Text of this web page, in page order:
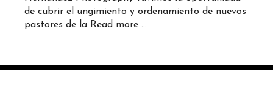
de cubrir el ungimiento y ordenamiento de nuevos
pastores de la Read more …